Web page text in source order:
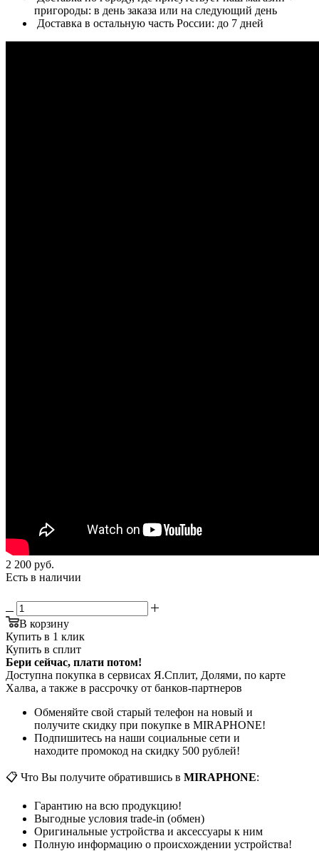
пригороды: в день заказа или на следующий день
Доставка в остальную часть России: до 7 дней
2 200 руб.
Есть в наличии
В корзину
Купить в 1 клик
Купить в сплит
Бери сейчас, плати потом!
Доступна покупка в сервисах Я.Сплит, Долями, по карте
Халва, а также в рассрочку от банков-партнеров
Обменяйте свой старый телефон на новый и
получите скидку при покупке в MIRAPHONE!
Подпишитесь на наши социальные сети и
находите промокод на скидку 500 рублей!
📋 Что Вы получите обратившись в MIRAPHONE:
Гарантию на всю продукцию!
Выгодные условия trade-in (обмен)
Оригинальные устройства и аксессуары к ним
Полную информацию о происхождении устройства!